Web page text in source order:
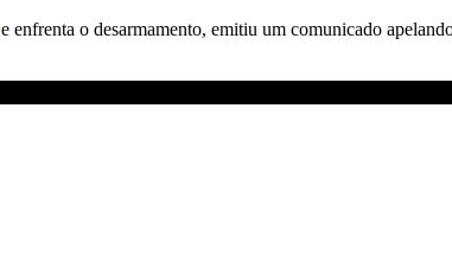
e enfrenta o desarmamento, emitiu um comunicado